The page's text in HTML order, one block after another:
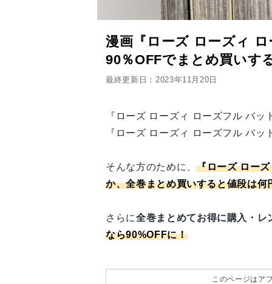
漫画『ローズ ローズィ
90％OFFでまとめ買いす
最終更新日：2023年11月20日
『ローズ ローズィ ローズフル バ
『ローズ ローズィ ローズフル バ
そんな方のために、 『ローズ ロー
か、全巻まとめ買いすると値段は何
さらに全巻まとめてお得に購入・レ
なら90%OFFに！
このページはア